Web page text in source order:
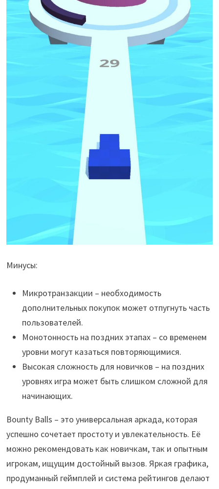
Минусы:
Микротранзакции – необходимость
дополнительных покупок может отпугнуть часть
пользователей.
Монотонность на поздних этапах – со временем
уровни могут казаться повторяющимися.
Высокая сложность для новичков – на поздних
уровнях игра может быть слишком сложной для
начинающих.
Bounty Balls – это универсальная аркада, которая
успешно сочетает простоту и увлекательность. Её
можно рекомендовать как новичкам, так и опытным
игрокам, ищущим достойный вызов. Яркая графика,
продуманный геймплей и система рейтингов делают